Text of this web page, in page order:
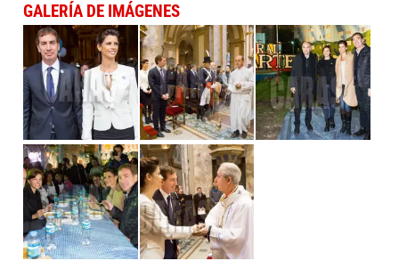
GALERÍA DE IMÁGENES